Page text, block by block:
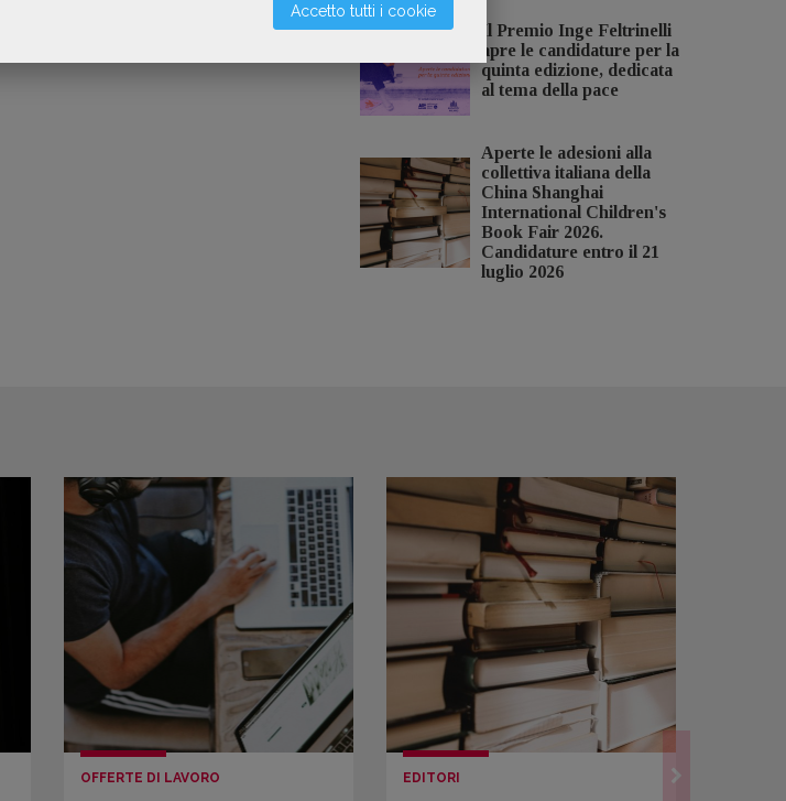
Accetto tutti i cookie
Il Premio Inge Feltrinelli
apre le candidature per la
quinta edizione, dedicata
al tema della pace
Aperte le adesioni alla
collettiva italiana della
China Shanghai
International Children's
Book Fair 2026.
Candidature entro il 21
luglio 2026
OFFERTE DI LAVORO EDITORI